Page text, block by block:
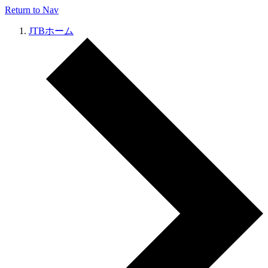
Return to Nav
JTBホーム